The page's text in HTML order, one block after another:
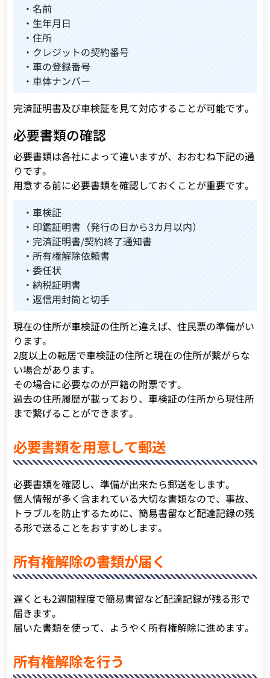
・名前
・生年月日
・住所
・クレジットの契約番号
・車の登録番号
・車体ナンバー
完済証明書及び車検証を見て対応することが可能です。
必要書類の確認
必要書類は各社によって違いますが、おおむね下記の通
りです。
用意する前に必要書類を確認しておくことが重要です。
・車検証
・印鑑証明書（発行の日から3カ月以内）
・完済証明書/契約終了通知書
・所有権解除依頼書
・委任状
・納税証明書
・返信用封筒と切手
現在の住所が車検証の住所と違えば、住民票の準備がい
ります。
2度以上の転居で車検証の住所と現在の住所が繋がらな
い場合があります。
その場合に必要なのが戸籍の附票です。
過去の住所履歴が載っており、車検証の住所から現住所
まで繋げることができます。
必要書類を用意して郵送
必要書類を確認し、準備が出来たら郵送をします。
個人情報が多く含まれている大切な書類なので、事故、
トラブルを防止するために、簡易書留など配達記録の残
る形で送ることをおすすめします。
所有権解除の書類が届く
遅くとも2週間程度で簡易書留など配達記録が残る形で
届きます。
届いた書類を使って、ようやく所有権解除に進めます。
所有権解除を行う